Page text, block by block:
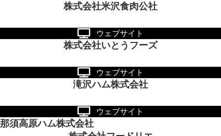
株式会社米沢食肉公社
ウェブサイト
株式会社いとうフーズ
ウェブサイト
滝沢ハム株式会社
ウェブサイト
那須高原ハム株式会社